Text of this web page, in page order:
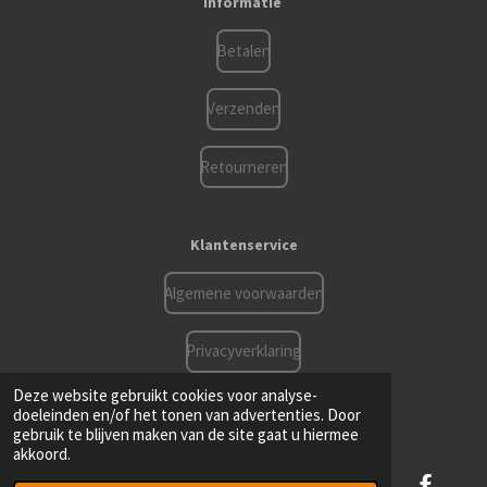
Deze website gebruikt cookies voor analyse-
doeleinden en/of het tonen van advertenties. Door
gebruik te blijven maken van de site gaat u hiermee
akkoord.
b
a
g
r
a
m
Betalen
Verzenden
Retourneren
Klantenservice
Algemene voorwaarden
Privacyverklaring
Powered by JouwWeb